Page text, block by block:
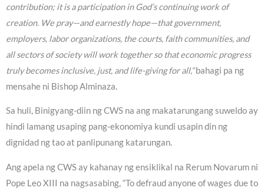
contribution; it is a participation in God’s continuing work of
creation. We pray—and earnestly hope—that government,
employers, labor organizations, the courts, faith communities, and
all sectors of society will work together so that economic progress
truly becomes inclusive, just, and life-giving for all,”bahagi pa ng
mensahe ni Bishop Alminaza.
Sa huli, Binigyang-diin ng CWS na ang makatarungang suweldo ay
hindi lamang usaping pang-ekonomiya kundi usapin din ng
dignidad ng tao at panlipunang katarungan.
Ang apela ng CWS ay kahanay ng ensiklikal na Rerum Novarum ni
Pope Leo XIII na nagsasabing, “To defraud anyone of wages due to